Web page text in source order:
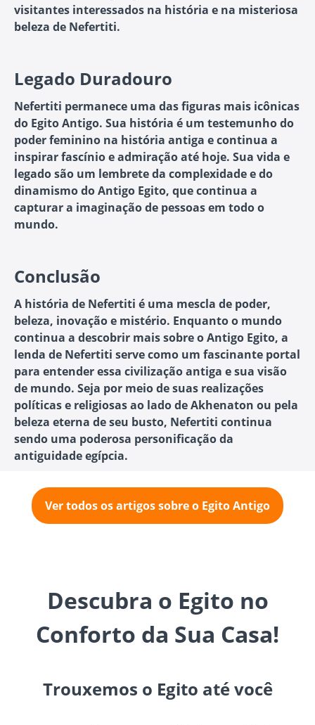
visitantes interessados na história e na misteriosa
beleza de Nefertiti.
Legado Duradouro
Nefertiti permanece uma das figuras mais icônicas
do Egito Antigo. Sua história é um testemunho do
poder feminino na história antiga e continua a
inspirar fascínio e admiração até hoje. Sua vida e
legado são um lembrete da complexidade e do
dinamismo do Antigo Egito, que continua a
capturar a imaginação de pessoas em todo o
mundo.
Conclusão
A história de Nefertiti é uma mescla de poder,
beleza, inovação e mistério. Enquanto o mundo
continua a descobrir mais sobre o Antigo Egito, a
lenda de Nefertiti serve como um fascinante portal
para entender essa civilização antiga e sua visão
de mundo. Seja por meio de suas realizações
políticas e religiosas ao lado de Akhenaton ou pela
beleza eterna de seu busto, Nefertiti continua
sendo uma poderosa personificação da
antiguidade egípcia.
Ver todos os artigos sobre o Egito Antigo
Descubra o Egito no
Conforto da Sua Casa!
Trouxemos o Egito até você